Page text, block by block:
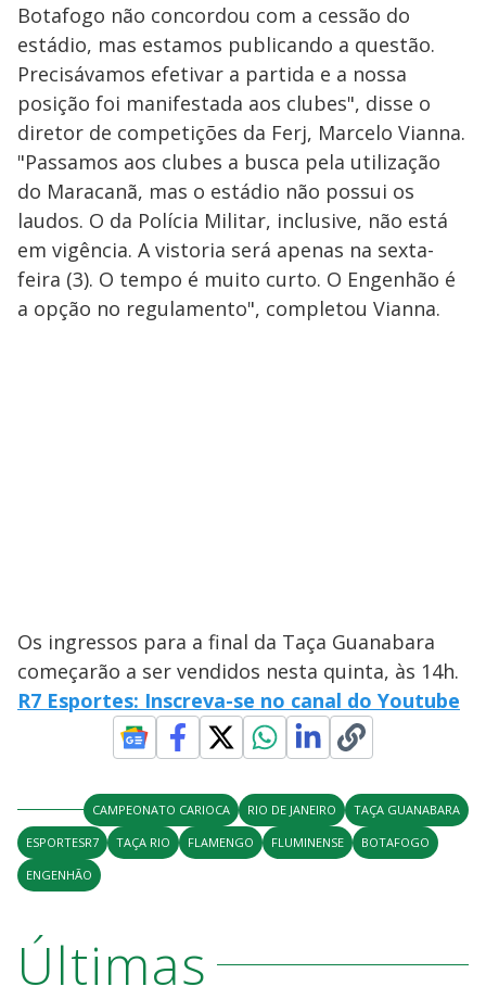
Botafogo não concordou com a cessão do
estádio, mas estamos publicando a questão.
Precisávamos efetivar a partida e a nossa
posição foi manifestada aos clubes", disse o
diretor de competições da Ferj, Marcelo Vianna.
"Passamos aos clubes a busca pela utilização
do Maracanã, mas o estádio não possui os
laudos. O da Polícia Militar, inclusive, não está
em vigência. A vistoria será apenas na sexta-
feira (3). O tempo é muito curto. O Engenhão é
a opção no regulamento", completou Vianna.
Os ingressos para a final da Taça Guanabara
começarão a ser vendidos nesta quinta, às 14h.
R7 Esportes: Inscreva-se no canal do Youtube
CAMPEONATO CARIOCA RIO DE JANEIRO
TAÇA GUANABARA
ESPORTESR7
TAÇA RIO FLAMENGO FLUMINENSE
BOTAFOGO
ENGENHÃO
Últimas